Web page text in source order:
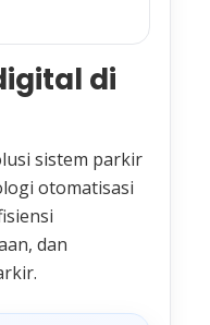
di
sistem parkir
otomatisasi
dan